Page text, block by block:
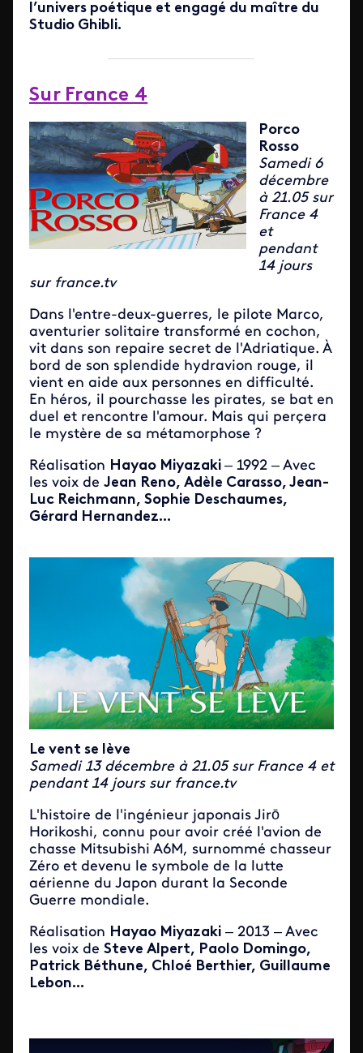
l’univers poétique et engagé du maître du
Studio Ghibli.
Sur France 4
Porco
Rosso
Samedi 6
décembre
à 21.05 sur
France 4
et
pendant
14 jours
sur france.tv
Dans l'entre-deux-guerres, le pilote Marco,
aventurier solitaire transformé en cochon,
vit dans son repaire secret de l'Adriatique. À
bord de son splendide hydravion rouge, il
vient en aide aux personnes en difficulté.
En héros, il pourchasse les pirates, se bat en
duel et rencontre l'amour. Mais qui perçera
le mystère de sa métamorphose ?
Réalisation Hayao Miyazaki – 1992 – Avec
les voix de Jean Reno, Adèle Carasso, Jean-
Luc Reichmann, Sophie Deschaumes,
Gérard Hernandez...
Le vent se lève
Samedi 13 décembre à 21.05 sur France 4 et
pendant 14 jours sur france.tv
L'histoire de l'ingénieur japonais Jirō
Horikoshi, connu pour avoir créé l'avion de
chasse Mitsubishi A6M, surnommé chasseur
Zéro et devenu le symbole de la lutte
aérienne du Japon durant la Seconde
Guerre mondiale.
Réalisation Hayao Miyazaki – 2013 – Avec
les voix de Steve Alpert, Paolo Domingo,
Patrick Béthune, Chloé Berthier, Guillaume
Lebon...